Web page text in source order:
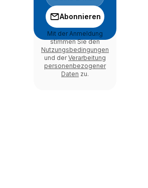
Abonnieren
Mit der Anmeldung
stimmen Sie den
Nutzungsbedingungen
und derVerarbeitung
personenbezogener
Daten zu.